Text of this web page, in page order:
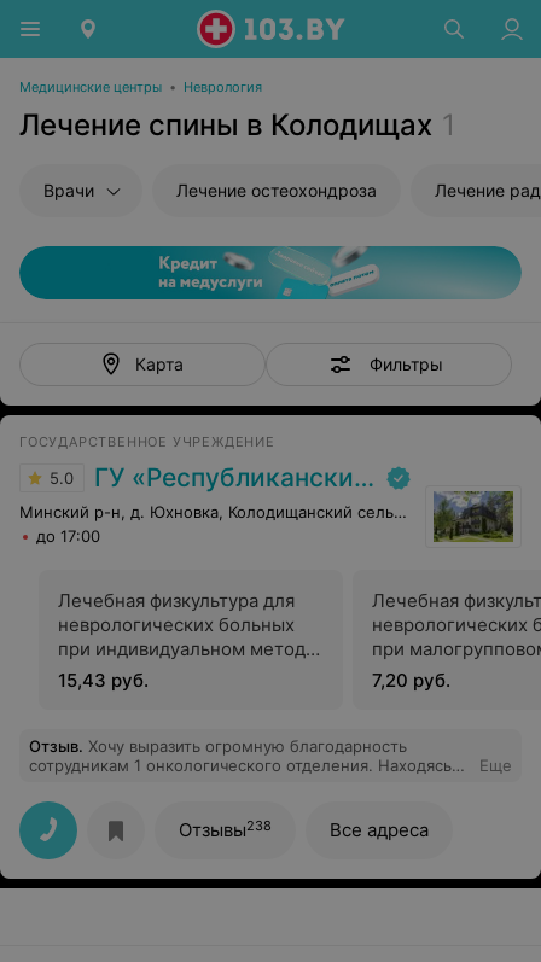
Медицинские центры • Неврология
Лечение спины в Колодищах 1
Врачи Лечение остеохондроза Лечение
Карта Фильтры
ГОСУДАРСТВЕННОЕ УЧРЕЖДЕНИЕ
5.0 ГУ «Республиканский научно-практический центр медицинской экспертизы и реабилитаци»
Минский р-н, д. Юхновка, Колодищанский сельсовет, 93
до 17:00
Лечебная физкультура для
неврологических больных
при индивидуальном методе
занятий
15,43 руб.
Лечебная
неврологических
при
занятий (до 5
7,20 руб.
Отзыв. Хочу выразить огромную благодарность
сотрудникам 1 онкологического отделения. Находясь
благодарность зав.отделением Гук Инне Павловне и ее
слаженному коллективу врачей, сестричек и
санитарочек. Чувствуешь заботу и внимание почти
отеческое. Прекрасное отношение к пациентам.
Хорошее адекватное лечение. Пришла огнувшаяся с
Еще
Отзывы238 Все адреса